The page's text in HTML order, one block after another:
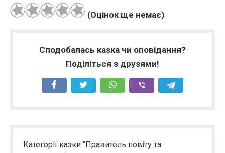
(Оцінок ще немає)
Сподобалась казка чи оповідання?
Поділіться з друзями!
Категорії казки "Правитель повіту та